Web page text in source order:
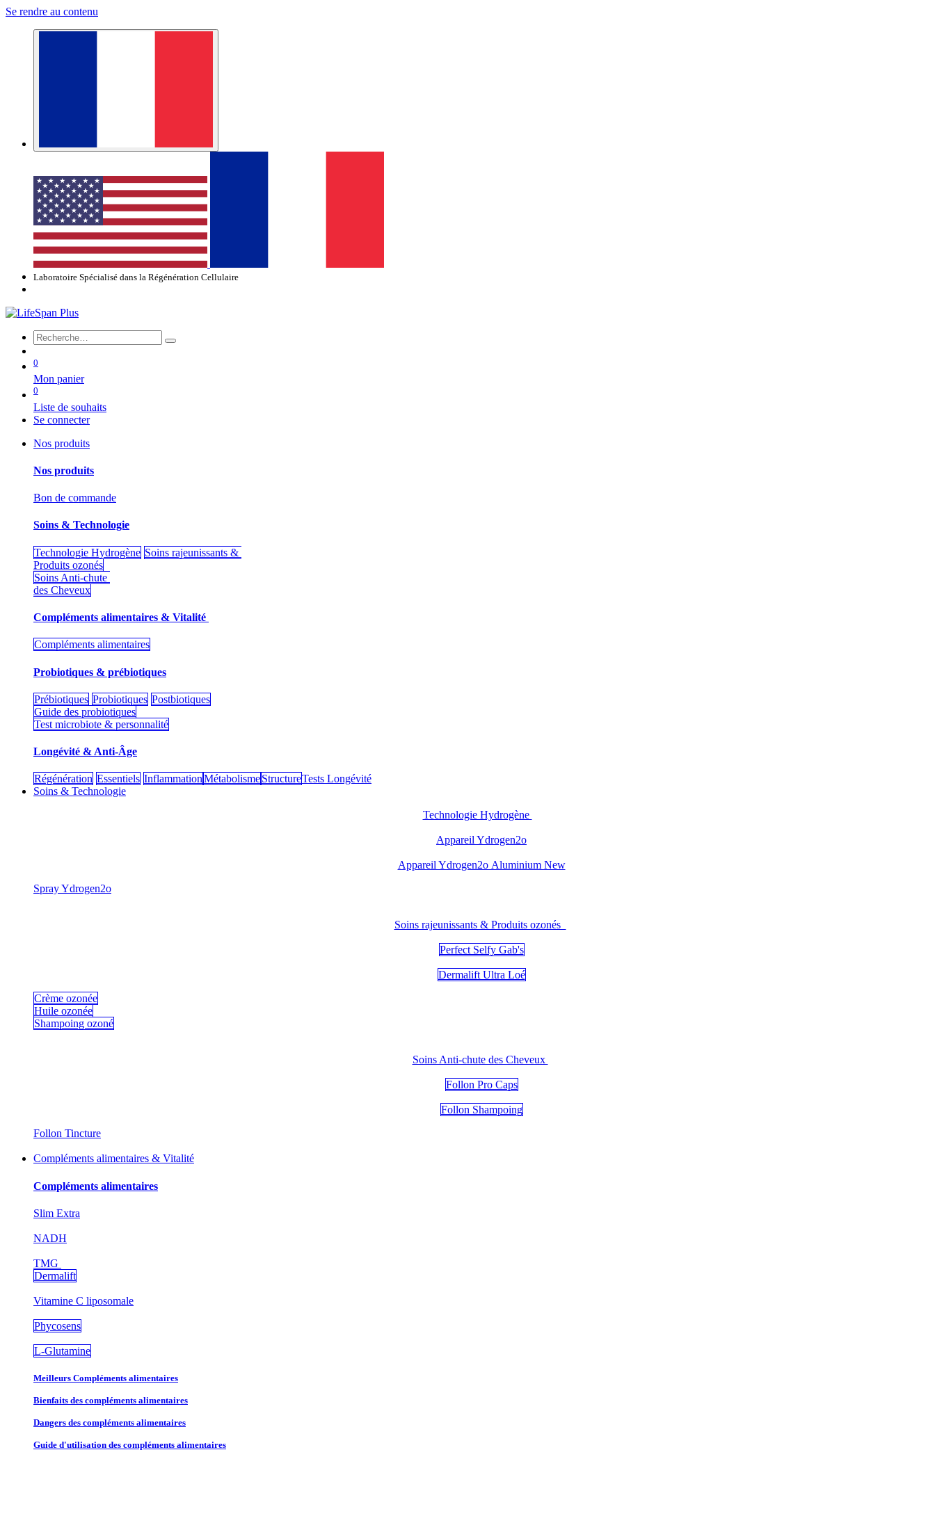
Se rendre au contenu
Laboratoire Spécialisé dans la Régénération Cellulaire
0
Mon panier
0
Liste de souhaits
Se connecter
Nos produits
Nos produits
Bon de commande
Soins & Technologie
Technologie Hydrogène Soins rajeunissants &
Produits ozonés
Soins Anti-chute
des Cheveux
Compléments alimentaires & Vitalité
Compléments alimentaires
Probiotiques & prébiotiques
Prébiotiques Probiotiques Postbiotiques
Guide des probiotiques
Test microbiote & personnalité
Longévité & Anti-Âge
Régénération Essentiels InflammationMétabolismeStructureTests Longévité
Soins & Technologie
Technologie Hydrogène
Appareil Ydrogen2o
Appareil Ydrogen2o Aluminium New
​Spray Ydrogen2o
Soins rajeunissants & Produits ozonés
Perfect Selfy Gab's
Dermalift Ultra Loé
Crème ozonée
Huile ozonée
Shampoing ozoné
Soins Anti-chute des Cheveux
Follon Pro Caps
Follon Shampoing
Follon Tincture
Compléments alimentaires & Vitalité
Compléments alimentaires
Slim Extra
NADH
TMG
Dermalift
Vitamine C liposomale
Phycosens
L-Glutamine
Meilleurs Compléments alimentaires
Bienfaits des compléments alimentaires
Dangers des compléments alimentaires
Guide d'utilisation des compléments alimentaires